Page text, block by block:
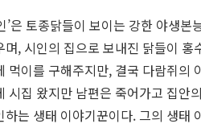
’은 토종닭들이 보이는 강한 야생
, 시인의 집으로 보내진 닭들이
먹이를 구해주지만, 결국 다람쥐의
시집 왔지만 남편은 죽어가고 집안
는 생태 이야기꾼이다. 그의 생